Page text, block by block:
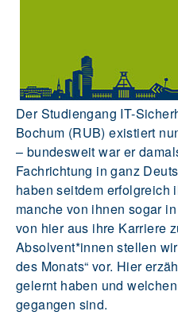
Der Studiengang IT-
Bochum (RUB) existiert
– bundesweit war er
Fachrichtung in ganz
haben seitdem erfolgreich
manche von ihnen sogar
von hier aus ihre Karriere
Absolvent*innen stellen
des Monats“ vor. Hier
gelernt haben und
gegangen sind.